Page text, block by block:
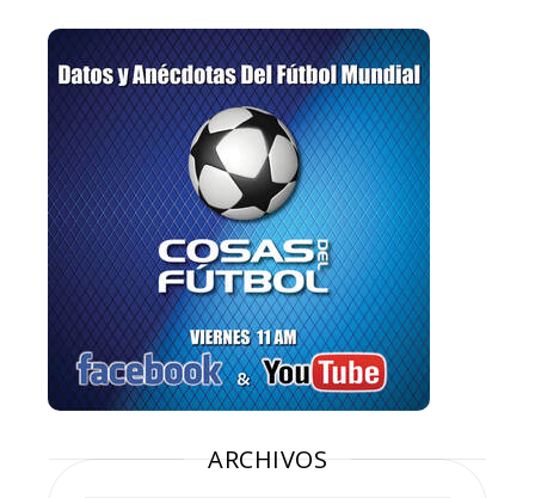
ARCHIVOS